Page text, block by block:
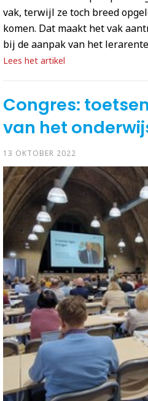
vak, terwijl ze toch breed
komen. Dat maakt het vak
bij de aanpak van het
Lees het artikel
Congres:
van het
13 OKTOBER 2022